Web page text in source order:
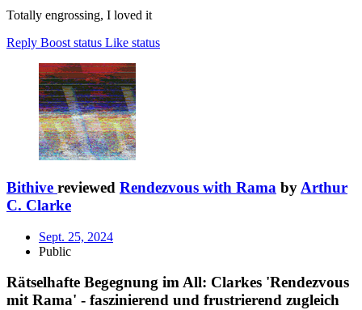
Totally engrossing, I loved it
Reply Boost status Like status
Bithive reviewed Rendezvous with Rama by Arthur
C. Clarke
Sept. 25, 2024
Public
Rätselhafte Begegnung im All: Clarkes 'Rendezvous
mit Rama' - faszinierend und frustrierend zugleich